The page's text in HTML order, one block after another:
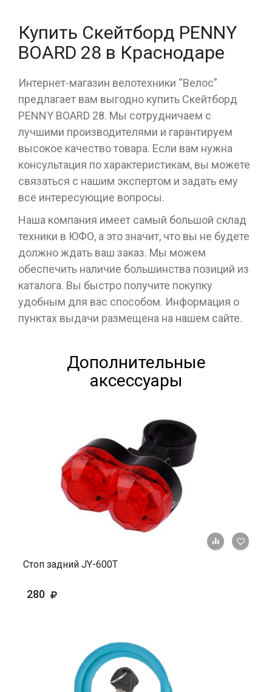
Купить Скейтборд PENNY
BOARD 28 в Краснодаре
Интернет-магазин велотехники “Велос”
предлагает вам выгодно купить Скейтборд
PENNY BOARD 28. Мы сотрудничаем с
лучшими производителями и гарантируем
высокое качество товара. Если вам нужна
консультация по характеристикам, вы можете
связаться с нашим экспертом и задать ему
все интересующие вопросы.
Наша компания имеет самый большой склад
техники в ЮФО, а это значит, что вы не будете
должно ждать ваш заказ. Мы можем
обеспечить наличие большинства позиций из
каталога. Вы быстро получите покупку
удобным для вас способом. Информация о
пунктах выдачи размещена на нашем сайте.
Дополнительные
аксессуары
+ К
Стоп задний JY-600Т
280